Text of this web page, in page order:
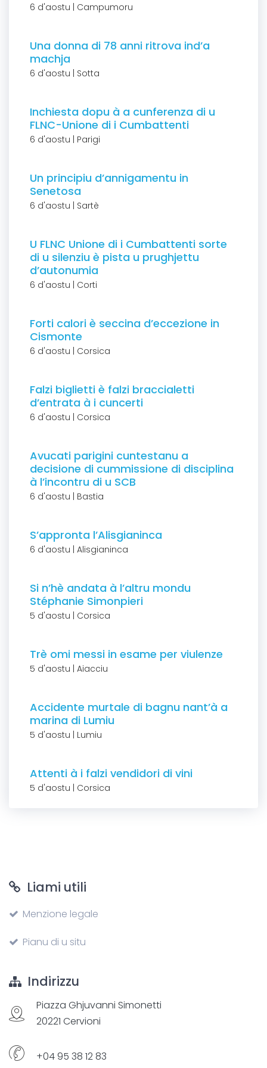
6 d'aostu | Campumoru
Una donna di 78 anni ritrova ind’a
machja
6 d'aostu | Sotta
Inchiesta dopu à a cunferenza di u
FLNC-Unione di i Cumbattenti
6 d'aostu | Parigi
Un principiu d’annigamentu in
Senetosa
6 d'aostu | Sartè
U FLNC Unione di i Cumbattenti sorte
di u silenziu è pista u prughjettu
d’autonumia
6 d'aostu | Corti
Forti calori è seccina d’eccezione in
Cismonte
6 d'aostu | Corsica
Falzi biglietti è falzi braccialetti
d’entrata à i cuncerti
6 d'aostu | Corsica
Avucati parigini cuntestanu a
decisione di cummissione di disciplina
à l’incontru di u SCB
6 d'aostu | Bastia
S’appronta l’Alisgianinca
6 d'aostu | Alisgianinca
Si n’hè andata à l’altru mondu
Stéphanie Simonpieri
5 d'aostu | Corsica
Trè omi messi in esame per viulenze
5 d'aostu | Aiacciu
Accidente murtale di bagnu nant’à a
marina di Lumiu
5 d'aostu | Lumiu
Attenti à i falzi vendidori di vini
5 d'aostu | Corsica
Liami utili
Menzione legale
Pianu di u situ
Indirizzu
Piazza Ghjuvanni Simonetti
20221 Cervioni
+04 95 38 12 83